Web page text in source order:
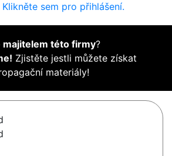
Klikněte sem pro přihlášení.
majitelem této firmy?
Zjistěte jestli můžete získat
materiály!